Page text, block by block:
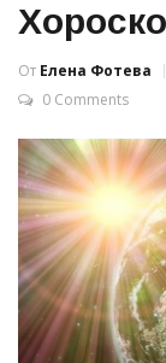
От Елена Фотева
0 Comments